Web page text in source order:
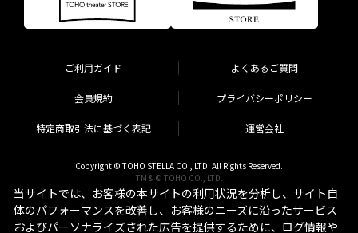
ご利用ガイド よくあるご質問
会員規約 プライバシーポリシー
特定商取引法に基づく表記 運営会社
Copyright © TOHO STELLA CO., LTD. All Rights Reserved.
TM & © TOHO CO., LTD.
当サイトでは、お客様の本サイトの利用状況を分析し、サイト自
体のパフォーマンスを改善し、お客様のニーズに沿ったサービス
およびパーソナライズされた広告を提供するために、ログ情報や